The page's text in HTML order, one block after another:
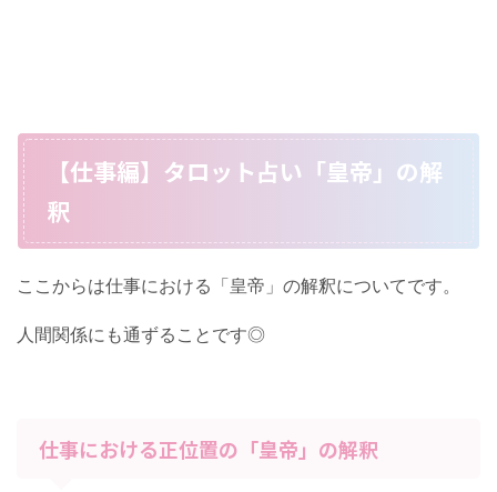
【仕事編】タロット占い「皇帝」の解
釈
ここからは仕事における「皇帝」の解釈についてです。
人間関係にも通ずることです◎
仕事における正位置の「皇帝」の解釈